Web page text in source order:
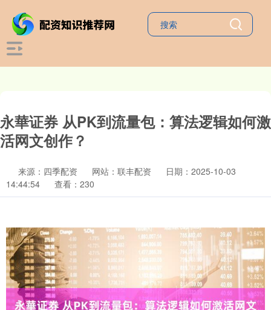
永華证券 从PK到流量包：算法逻辑如何激
活网文创作？
来源：四季配资 网站：联丰配资
日期：2025-10-03
14:44:54
查看：230